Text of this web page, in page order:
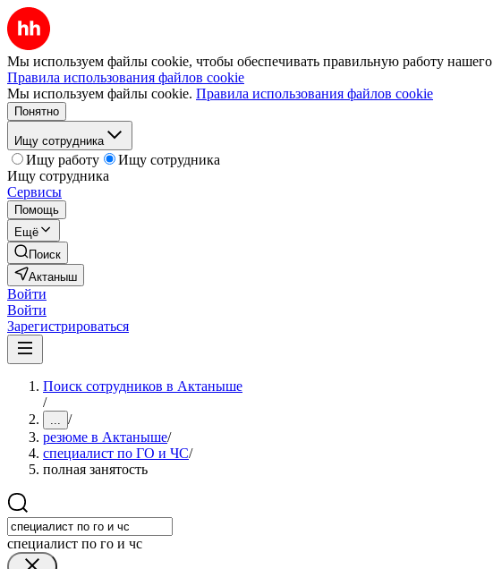
Мы используем файлы cookie, чтобы обеспечивать правильную работу нашего
Правила использования файлов cookie
Мы используем файлы cookie. Правила использования файлов cookie
Понятно
Ищу сотрудника
Ищу работу
Ищу сотрудника
Ищу сотрудника
Сервисы
Помощь
Ещё
Поиск
Актаныш
Войти
Войти
Зарегистрироваться
Поиск сотрудников в Актаныше
/
... /
резюме в Актаныше/
специалист по ГО и ЧС/
полная занятость
специалист по го и чс